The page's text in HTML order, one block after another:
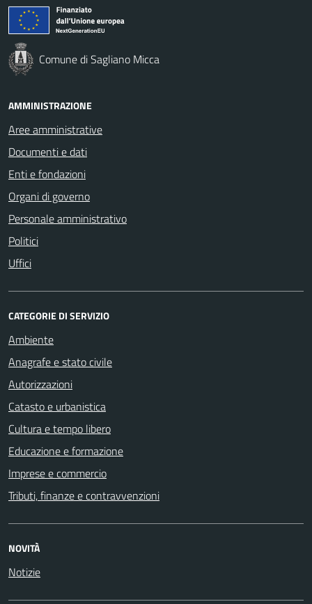
Comune di Sagliano Micca
AMMINISTRAZIONE
Aree amministrative
Documenti e dati
Enti e fondazioni
Organi di governo
Personale amministrativo
Politici
Uffici
CATEGORIE DI SERVIZIO
Ambiente
Anagrafe e stato civile
Autorizzazioni
Catasto e urbanistica
Cultura e tempo libero
Educazione e formazione
Imprese e commercio
Tributi, finanze e contravvenzioni
NOVITÀ
Notizie